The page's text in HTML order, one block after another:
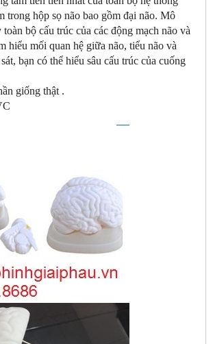
trong hộp sọ não bao gồm đại não. Mô
bộ cấu trúc của các động mạch não và
hiểu mối quan hệ giữa não, tiểu não và
bạn có thể hiểu sâu cấu trúc của cuống
giống thật .